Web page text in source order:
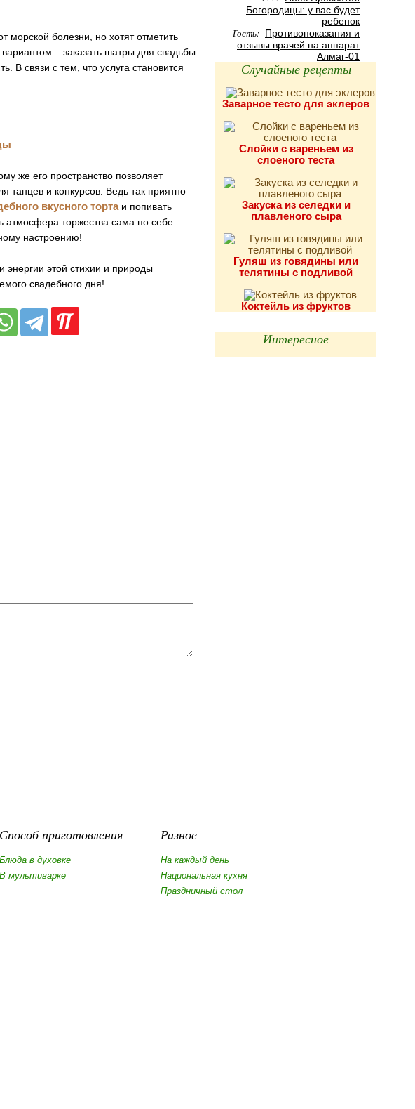
морской болезни, но хотят отметить
– заказать шатры для свадьбы
В связи с тем, что услуга становится
же его пространство позволяет
танцев и конкурсов. Ведь так приятно
вкусного торта и попивать
атмосфера торжества сама по себе
настроению!
энергии этой стихии и природы
свадебного дня!
Богородицы: у вас будет
ребенок
Гость: Противопоказания и
отзывы врачей на аппарат
Алмаг-01
Случайные рецепты
Заварное тесто для эклеров
Слойки с вареньем из
слоеного теста
Закуска из селедки и
плавленого сыра
Гуляш из говядины или
телятины с подливой
Коктейль из фруктов
Интересное
Способ приготовления
Блюда в духовке
В мультиварке
Разное
На каждый день
Национальная кухня
Праздничный стол